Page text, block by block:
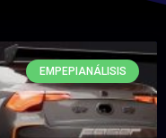
EMPEPIANÁLISIS